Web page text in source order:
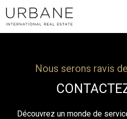
Nous serons ravis
Découvrez un monde de